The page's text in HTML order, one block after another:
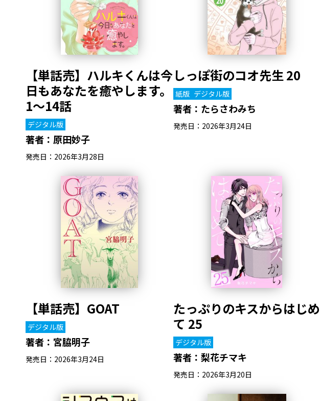
【単話売】ハルキくんは今
日もあなたを癒やします。
1～14話
デジタル版
著者： 原田妙子
発売日：2026年3月28日
しっぽ街のコオ先生 20
紙版 デジタル版
著者： たらさわみち
発売日：2026年3月24日
【単話売】GOAT
デジタル版
著者： 宮脇明子
発売日：2026年3月24日
たっぷりのキスからはじめ
て 25
デジタル版
著者： 梨花チマキ
発売日：2026年3月20日